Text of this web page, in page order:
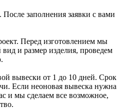
После заполнения заявки с вами
Перед изготовлением мы
и размер изделия, проведем
вывески от 1 до 10 дней. Срок
Если неоновая вывеска нужна
и мы сделаем все возможное,